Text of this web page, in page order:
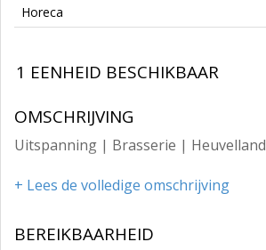
Horeca
1 EENHEID BESCHIKBAAR
OMSCHRIJVING
Uitspanning | Brasserie | Heuvelland
+ Lees de volledige omschrijving
BEREIKBAARHEID